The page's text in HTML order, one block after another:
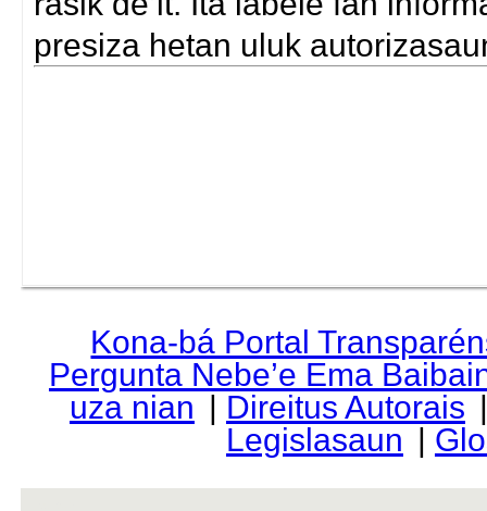
presiza hetan uluk
Kona-bá Portal
Pergunta Nebe’e Ema
uza nian | Direitus Autorais
Legislasaun |